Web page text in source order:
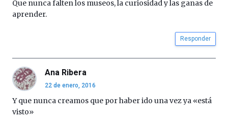
Que nunca falten los museos, la curiosidad y las ganas de
aprender.
Responder
Ana Ribera
22 de enero, 2016
Y que nunca creamos que por haber ido una vez ya «está
visto»